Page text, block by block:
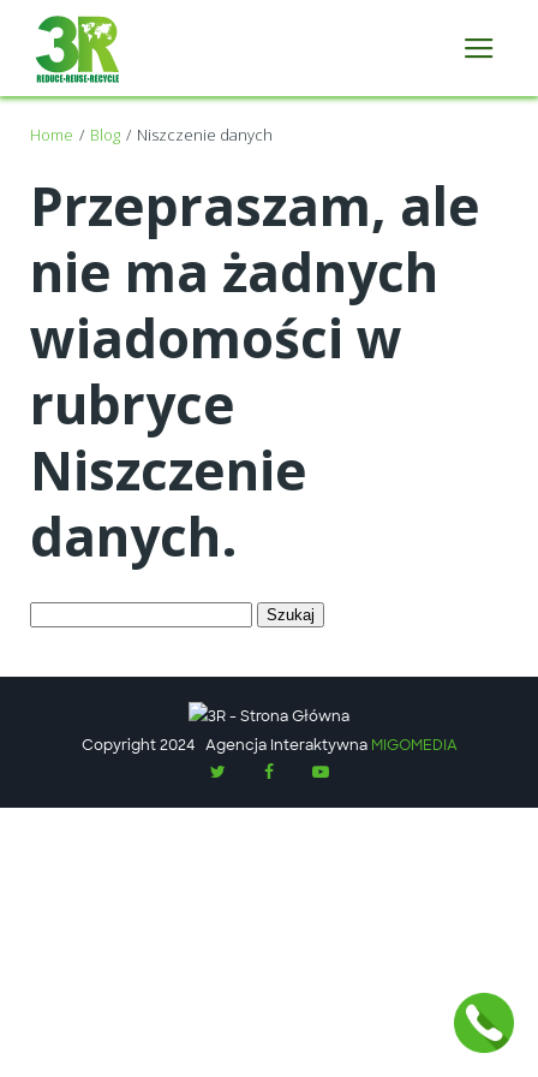
Home Blog Niszczenie danych
Przepraszam, ale
nie ma żadnych
wiadomości w
rubryce
Niszczenie
danych.
Copyright 2024Agencja Interaktywna MIGOMEDIA